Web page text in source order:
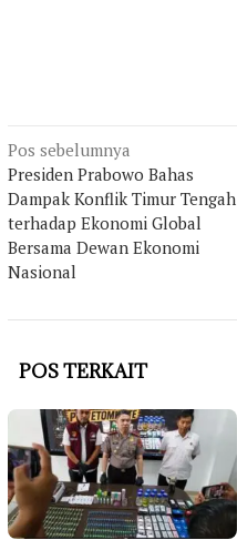
Navigasi
pos
Pos sebelumnya
Presiden Prabowo Bahas
Dampak Konflik Timur Tengah
terhadap Ekonomi Global
Bersama Dewan Ekonomi
Nasional
POS TERKAIT